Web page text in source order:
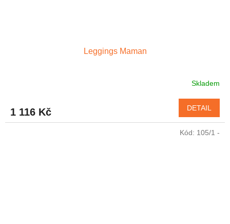
Leggings Maman
je
4,6
Skladem
1 116 Kč DETAIL
Kód: 105/1 -